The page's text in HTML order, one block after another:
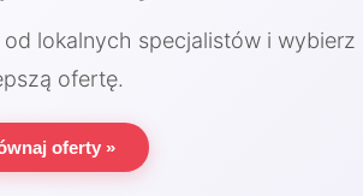
lokalnych specjalistów i wybierz
ofertę.
oferty »